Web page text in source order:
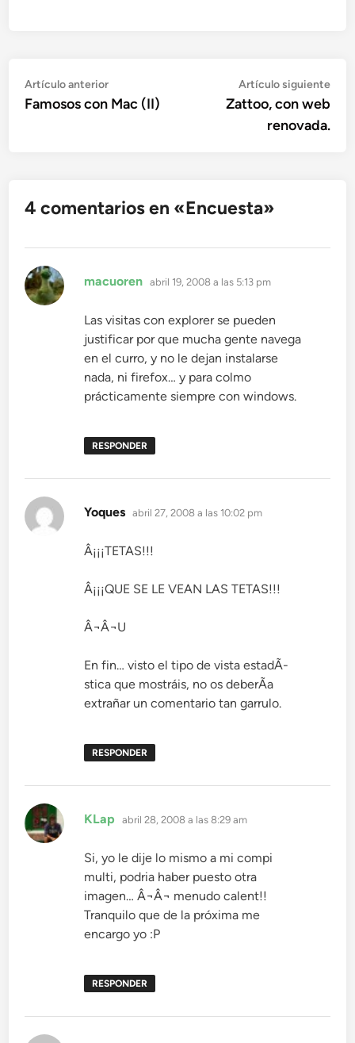
Navegación
de
Artículo anteriorArtículo
anterior:
Famosos con Mac (II)
Artículo siguiente
Zattoo, con web
renovada.
4 comentarios en «Encuesta»
macuoren dice:
abril 19, 2008 a las 5:13 pm
Las visitas con explorer se pueden
justificar por que mucha gente navega
en el curro, y no le dejan instalarse
nada, ni firefox… y para colmo
prácticamente siempre con windows.
RESPONDER
Yoques dice:
abril 27, 2008 a las 10:02 pm
Â¡¡¡TETAS!!!
Â¡¡¡QUE SE LE VEAN LAS TETAS!!!
Â¬Â¬U
En fin… visto el tipo de vista estadÃ­
stica que mostráis, no os deberÃ­a
extrañar un comentario tan garrulo.
RESPONDER
KLap dice:
abril 28, 2008 a las 8:29 am
Si, yo le dije lo mismo a mi compi
multi, podria haber puesto otra
imagen… Â¬Â¬ menudo calent!!
Tranquilo que de la próxima me
encargo yo :P
RESPONDER